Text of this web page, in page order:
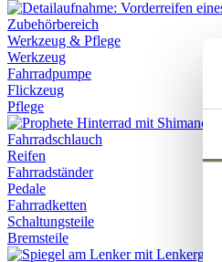
Werkzeug & Pflege
Werkzeug
Fahrradpumpe
Flickzeug
Pflege
Fahrradschlauch
Reifen
Fahrradständer
Pedale
Fahrradketten
Schaltungsteile
Bremsteile